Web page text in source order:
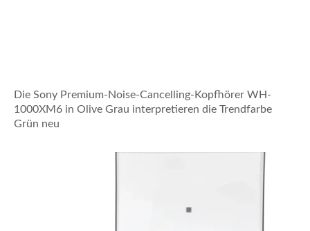
Die Sony Premium-Noise-Cancelling-Kopfhörer WH-
1000XM6 in Olive Grau interpretieren die Trendfarbe
Grün neu